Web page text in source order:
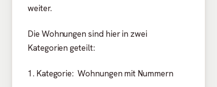
weiter.
Die Wohnungen sind hier in zwei
Kategorien geteilt:
1. Kategorie: Wohnungen mit Nummern